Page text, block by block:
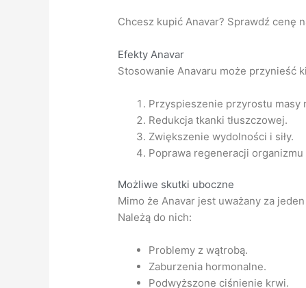
Chcesz kupić Anavar? Sprawdź cenę
Efekty Anavar
Stosowanie Anavaru może przynieść
Przyspieszenie przyrostu masy
Redukcja tkanki tłuszczowej.
Zwiększenie wydolności i siły.
Poprawa regeneracji
Możliwe skutki uboczne
Mimo że Anavar jest uważany za
Należą do nich:
Problemy z wątrobą.
Zaburzenia hormonalne.
Podwyższone ciśnienie krwi.